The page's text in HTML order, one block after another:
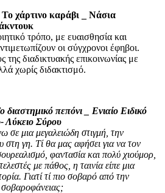
χάρτινο καράβι _ Νάσια
τρόπο, με ευαισθησία και
οι σύγχρονοι έφηβοι.
της διαδικτυακής επικοινωνίας με
χωρίς διδακτισμό.
πεπόνι _ Ενιαίο Ειδικό
Λύκειο Σύρου
σε μια μεγαλειώδη στιγμή, την
στη γη. Τί θα μας αφήσει για να τον
φαντασία και πολύ χιούμορ,
με πάθος, η ταινία είπε μια
Γιατί τί πιο σοβαρό από την